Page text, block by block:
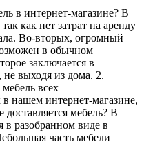
в интернет-магазине? В
как нет затрат на аренду
Во-вторых, огромный
в обычном
заключается в
выходя из дома. 2.
всех
нашем интернет-магазине,
мебель? В
в разобранном виде в
часть мебели